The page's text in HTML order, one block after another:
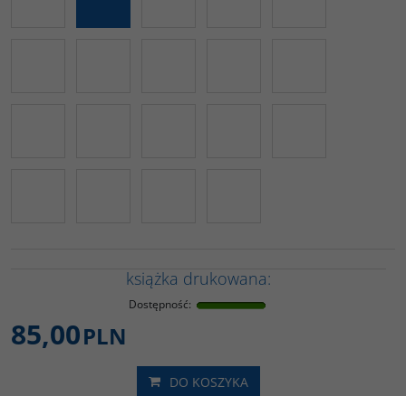
książka drukowana:
Dostępność:
85,00PLN
DO KOSZYKA